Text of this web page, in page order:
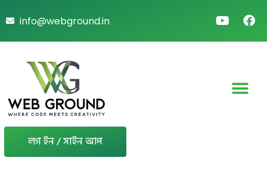
info@webground.in
লগ ইন / সাইন আপ